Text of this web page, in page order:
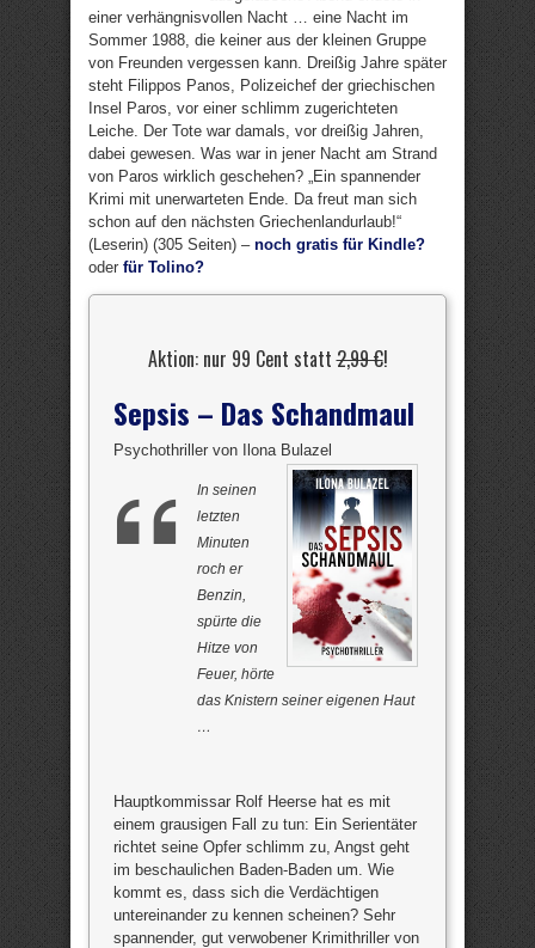
einer verhängnisvollen Nacht … eine Nacht im
Sommer 1988, die keiner aus der kleinen Gruppe
von Freunden vergessen kann. Dreißig Jahre später
steht Filippos Panos, Polizeichef der griechischen
Insel Paros, vor einer schlimm zugerichteten
Leiche. Der Tote war damals, vor dreißig Jahren,
dabei gewesen. Was war in jener Nacht am Strand
von Paros wirklich geschehen? „Ein spannender
Krimi mit unerwarteten Ende. Da freut man sich
schon auf den nächsten Griechenlandurlaub!“
(Leserin) (305 Seiten) – noch gratis für Kindle?
oder für Tolino?
Aktion: nur 99 Cent statt2,99 €!
Sepsis – Das Schandmaul
Psychothriller von Ilona Bulazel
In seinen
letzten
Minuten
roch er
Benzin,
spürte die
Hitze von
Feuer, hörte
das Knistern seiner eigenen Haut
…
Hauptkommissar Rolf Heerse hat es mit
einem grausigen Fall zu tun: Ein Serientäter
richtet seine Opfer schlimm zu, Angst geht
im beschaulichen Baden-Baden um. Wie
kommt es, dass sich die Verdächtigen
untereinander zu kennen scheinen? Sehr
spannender, gut verwobener Krimithriller von